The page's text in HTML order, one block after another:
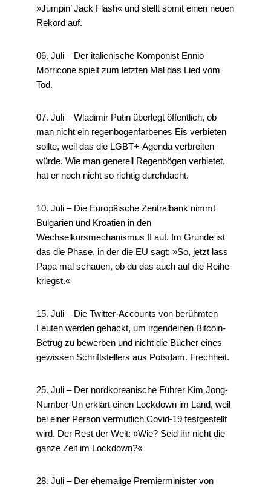
»Jumpin’ Jack Flash« und stellt somit einen neuen
Rekord auf.
06. Juli – Der italienische Komponist Ennio
Morricone spielt zum letzten Mal das Lied vom
Tod.
07. Juli – Wladimir Putin überlegt öffentlich, ob
man nicht ein regenbogenfarbenes Eis verbieten
sollte, weil das die LGBT+-Agenda verbreiten
würde. Wie man generell Regenbögen verbietet,
hat er noch nicht so richtig durchdacht.
10. Juli – Die Europäische Zentralbank nimmt
Bulgarien und Kroatien in den
Wechselkursmechanismus II auf. Im Grunde ist
das die Phase, in der die EU sagt: »So, jetzt lass
Papa mal schauen, ob du das auch auf die Reihe
kriegst.«
15. Juli – Die Twitter-Accounts von berühmten
Leuten werden gehackt, um irgendeinen Bitcoin-
Betrug zu bewerben und nicht die Bücher eines
gewissen Schriftstellers aus Potsdam. Frechheit.
25. Juli – Der nordkoreanische Führer Kim Jong-
Number-Un erklärt einen Lockdown im Land, weil
bei einer Person vermutlich Covid-19 festgestellt
wird. Der Rest der Welt: »Wie? Seid ihr nicht die
ganze Zeit im Lockdown?«
28. Juli – Der ehemalige Premierminister von